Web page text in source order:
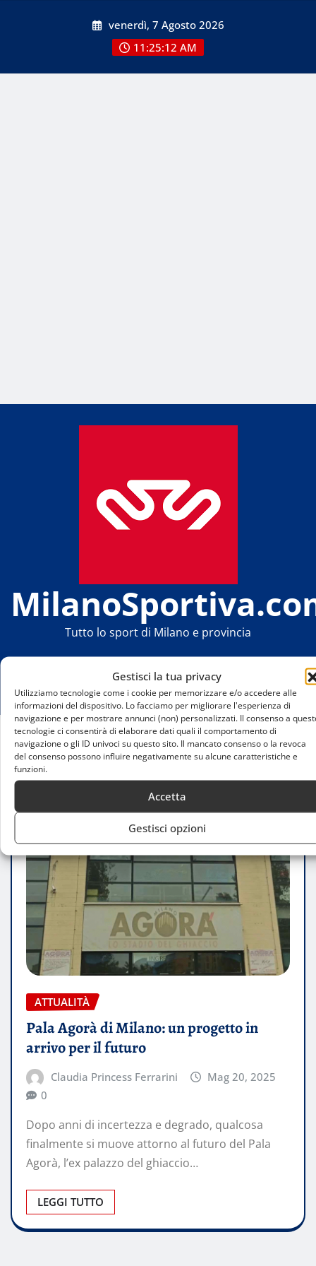
Gestisci la tua privacy
Utilizziamo tecnologie come i cookie per memorizzare e/o accedere alle
informazioni del dispositivo. Lo facciamo per migliorare l'esperienza di
navigazione e per mostrare annunci (non) personalizzati. Il consenso a
tecnologie ci consentirà di elaborare dati quali il comportamento di
navigazione o gli ID univoci su questo sito. Il mancato consenso o la revoca
del consenso possono influire negativamente su alcune caratteristiche e
funzioni.
Accetta
Gestisci opzioni
venerdì, 7 Agosto 2026
11:25:12 AM
Tutto lo sport di Milano e provincia
Home
Pala Agorà di Milano: un progetto in arrivo per il
futuro
ATTUALITÀ
Pala Agorà di Milano: un progetto in
arrivo per il futuro
Claudia Princess Ferrarini
Mag 20, 2025
0
Dopo anni di incertezza e degrado, qualcosa
finalmente si muove attorno al futuro del Pala
Agorà, l’ex palazzo del ghiaccio…
LEGGI TUTTO